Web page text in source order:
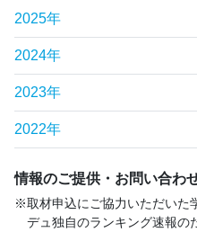
2025年
2024年
2023年
2022年
情報のご提供・お問い合わ
取材申込にご協力いただいた
デュ独自のランキング速報の